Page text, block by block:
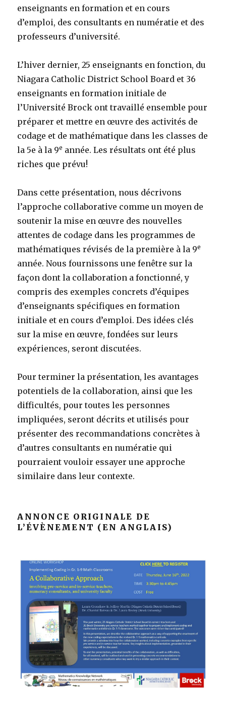
enseignants en formation et en cours
d’emploi, des consultants en numératie et des
professeurs d’université.
L’hiver dernier, 25 enseignants en fonction, du
Niagara Catholic District School Board et 36
enseignants en formation initiale de
l’Université Brock ont travaillé ensemble pour
préparer et mettre en œuvre des activités de
codage et de mathématique dans les classes de
la 5e à la 9e année. Les résultats ont été plus
riches que prévu!
Dans cette présentation, nous décrivons
l’approche collaborative comme un moyen de
soutenir la mise en œuvre des nouvelles
attentes de codage dans les programmes de
mathématiques révisés de la première à la 9e
année. Nous fournissons une fenêtre sur la
façon dont la collaboration a fonctionné, y
compris des exemples concrets d’équipes
d’enseignants spécifiques en formation
initiale et en cours d’emploi. Des idées clés
sur la mise en œuvre, fondées sur leurs
expériences, seront discutées.
Pour terminer la présentation, les avantages
potentiels de la collaboration, ainsi que les
difficultés, pour toutes les personnes
impliquées, seront décrits et utilisés pour
présenter des recommandations concrètes à
d’autres consultants en numératie qui
pourraient vouloir essayer une approche
similaire dans leur contexte.
ANNONCE ORIGINALE DE
L’ÉVÈNEMENT (EN ANGLAIS)